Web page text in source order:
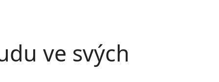
ve svých